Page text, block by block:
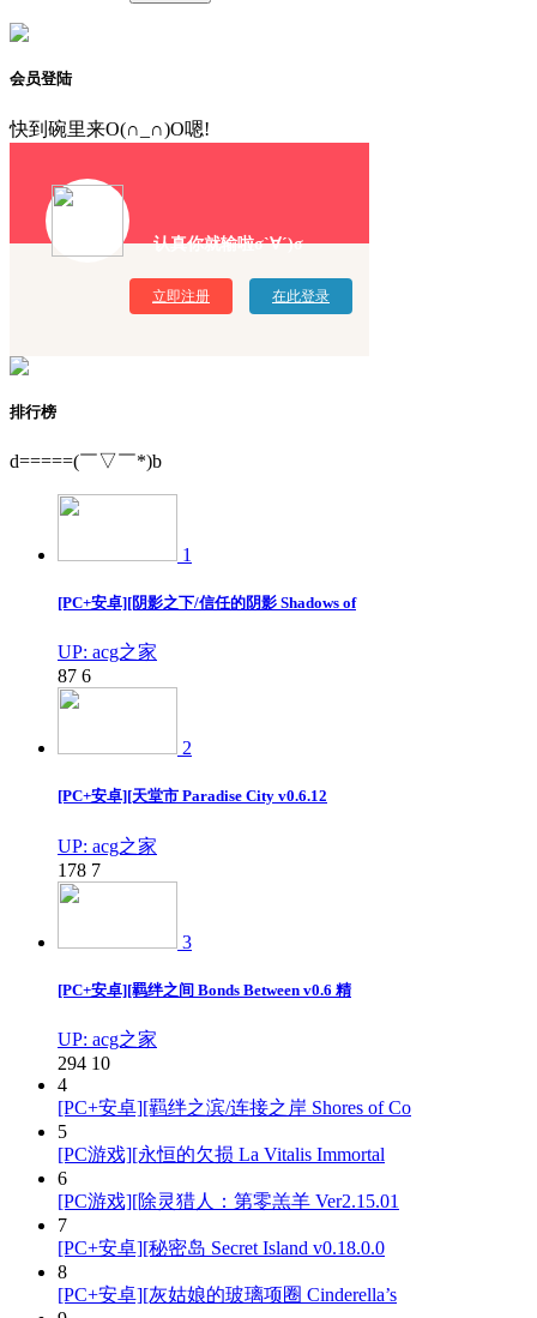
会员登陆
快到碗里来O(∩_∩)O嗯!
认真你就输啦σ`∀´)σ
立即注册 在此登录
排行榜
d=====(￣▽￣*)b
1
[PC+安卓][阴影之下/信任的阴影 Shadows of
UP: acg之家
87 6
2
[PC+安卓][天堂市 Paradise City v0.6.12
UP: acg之家
178 7
3
[PC+安卓][羁绊之间 Bonds Between v0.6 精
UP: acg之家
294 10
4
[PC+安卓][羁绊之滨/连接之岸 Shores of Co
5
[PC游戏][永恒的欠损 La Vitalis Immortal
6
[PC游戏][除灵猎人：第零羔羊 Ver2.15.01
7
[PC+安卓][秘密岛 Secret Island v0.18.0.0
8
[PC+安卓][灰姑娘的玻璃项圈 Cinderella’s